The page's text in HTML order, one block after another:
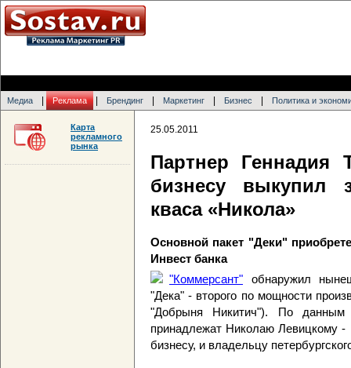
Медиа Реклама Брендинг Маркетинг Бизнес Политика и
25.05.2011
Партнер Геннадия
бизнесу выкупил
кваса «Никола»
Основной пакет "Деки"
Инвест банка
"Коммерсант" обнаружил
"Дека" - второго по мощности
"Добрыня Никитич"). По данным
принадлежат Николаю Левицкому -
бизнесу, и владельцу
Карта
рекламного
рынка